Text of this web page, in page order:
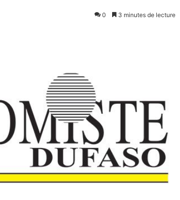
0 3 minutes de lecture